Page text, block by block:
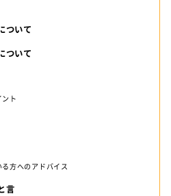
ついて
ついて
ト
方へのアドバイス
言